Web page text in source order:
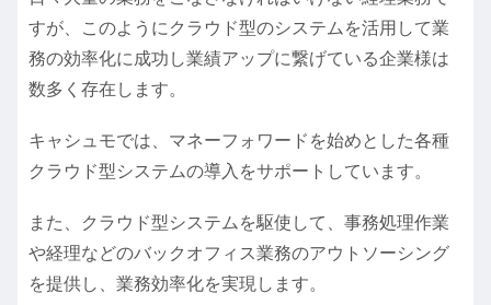
すが、このようにクラウド型のシステムを活用して業
務の効率化に成功し業績アップに繋げている企業様は
数多く存在します。
キャシュモでは、マネーフォワードを始めとした各種
クラウド型システムの導入をサポートしています。
また、クラウド型システムを駆使して、事務処理作業
や経理などのバックオフィス業務のアウトソーシング
を提供し、業務効率化を実現します。